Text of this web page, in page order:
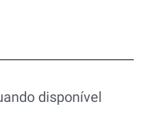
disponível